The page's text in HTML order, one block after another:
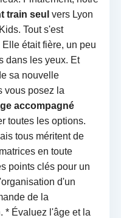
train seul vers Lyon
Tout s'est
était fière, un peu
dans les yeux. Et
sa nouvelle
vous posez la
accompagné
toutes les options.
tous méritent de
en toute
points clés pour un
d'un
de la
* Évaluez l'âge et la